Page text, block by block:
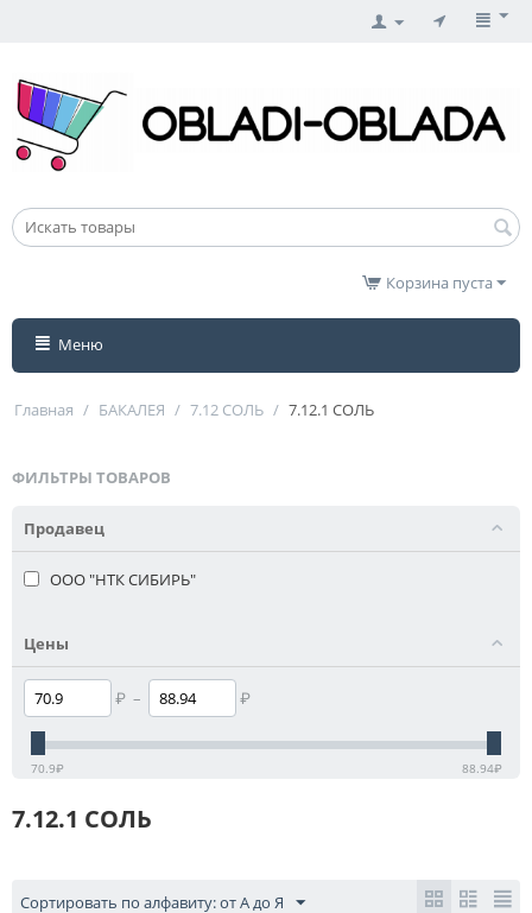
Корзина пуста
Меню
Главная / БАКАЛЕЯ / 7.12 СОЛЬ / 7.12.1 СОЛЬ
ФИЛЬТРЫ ТОВАРОВ
Продавец
ООО "НТК СИБИРЬ"
Цены
₽ – ₽
70.9₽ 88.94₽
7.12.1 СОЛЬ
Сортировать по алфавиту: от А до Я